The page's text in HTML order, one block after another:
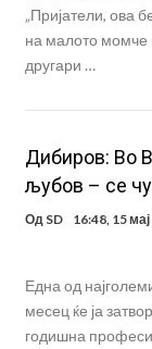
фудбалер на
„Пријатели, ова
на малото момче
другари …
Дибиров: Во
љубов – се
Од SD 16:48, 15 мај
Една од
месец ќе ја
годишна